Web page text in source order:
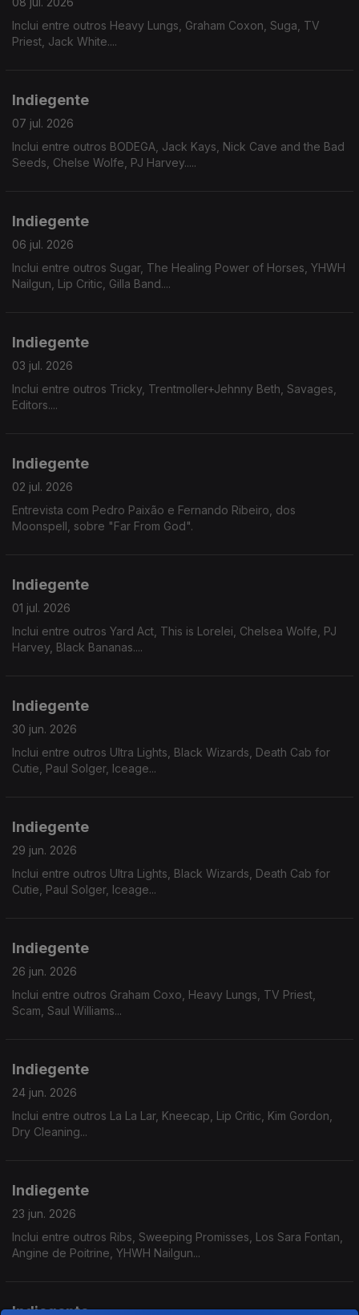
Inclui entre outros Heavy Lungs, Graham Coxon, Suga, TV
Priest, Jack White....
Indiegente
07 jul. 2026
Inclui entre outros BODEGA, Jack Kays, Nick Cave and the Bad
Seeds, Chelse Wolfe, PJ Harvey.....
Indiegente
06 jul. 2026
Inclui entre outros Sugar, The Healing Power of Horses, YHWH
Nailgun, Lip Critic, Gilla Band....
Indiegente
03 jul. 2026
Inclui entre outros Tricky, Trentmoller+Jehnny Beth, Savages,
Editors....
Indiegente
02 jul. 2026
Entrevista com Pedro Paixão e Fernando Ribeiro, dos
Moonspell, sobre "Far From God".
Indiegente
01 jul. 2026
Inclui entre outros Yard Act, This is Lorelei, Chelsea Wolfe, PJ
Harvey, Black Bananas....
Indiegente
30 jun. 2026
Inclui entre outros Ultra Lights, Black Wizards, Death Cab for
Cutie, Paul Solger, Iceage...
Indiegente
29 jun. 2026
Inclui entre outros Ultra Lights, Black Wizards, Death Cab for
Cutie, Paul Solger, Iceage...
Indiegente
26 jun. 2026
Inclui entre outros Graham Coxo, Heavy Lungs, TV Priest,
Scam, Saul Williams...
Indiegente
24 jun. 2026
Inclui entre outros La La Lar, Kneecap, Lip Critic, Kim Gordon,
Dry Cleaning...
Indiegente
23 jun. 2026
Inclui entre outros Ribs, Sweeping Promisses, Los Sara Fontan,
Angine de Poitrine, YHWH Nailgun...
Indiegente